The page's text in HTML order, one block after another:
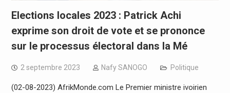
Elections locales 2023 : Patrick Achi
exprime son droit de vote et se prononce
sur le processus électoral dans la Mé
2 septembre 2023 Nafy SANOGO Politique
(02-08-2023) AfrikMonde.com Le Premier ministre ivoirien